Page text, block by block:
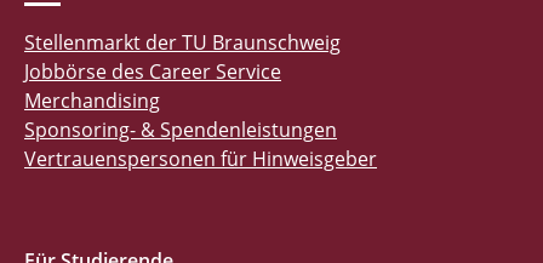
Stellenmarkt der TU Braunschweig
Jobbörse des Career Service
Merchandising
Sponsoring- & Spendenleistungen
Vertrauenspersonen für Hinweisgeber